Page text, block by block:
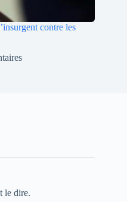
contre les
le dire.